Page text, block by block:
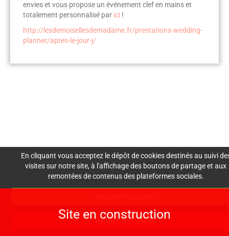
envies et vous propose un événement clef en mains et
totalement personnalisé par ici !
http://lesdemoisellesdemadame.fr/prestations-wedding-
planner/apres-le-jour-j/
contacter
06 30 30 60 73
Awelty
Site en construction
En cliquant vous acceptez le dépôt de cookies destinés au suivi
visites sur notre site, à l'affichage des boutons de partage et aux
remontées de contenus des plateformes sociales.
Refuser les cookies